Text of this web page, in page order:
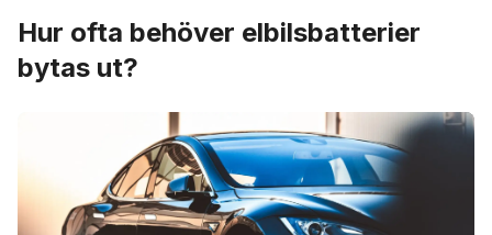
Hur ofta behöver elbilsbatterier
bytas ut?